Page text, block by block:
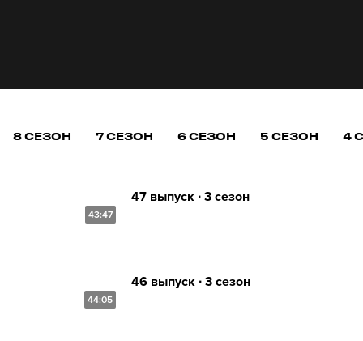
8 СЕЗОН 7 СЕЗОН 6 СЕЗОН 5 СЕЗОН 4
43:47
47 выпуск ∙ 3 сезон
44:05
46 выпуск ∙ 3 сезон